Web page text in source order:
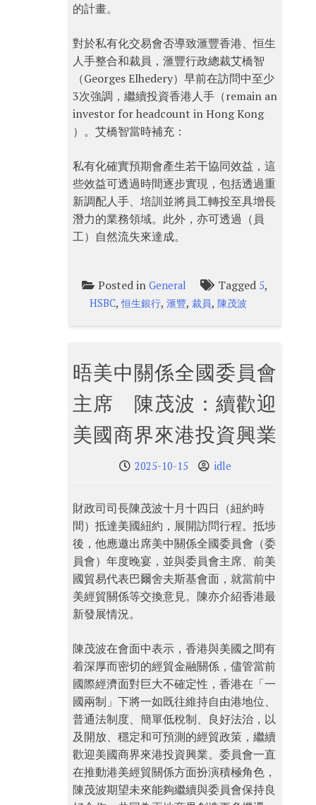
的計畫。
對於私有化交易會否導致滙豐香港、恒生
人手整合和裁員，滙豐行政總裁艾橋智
（Georges Elhedery）早前在訪問中至少
3次強調，繼續投資香港人手（remain an
investor for headcount in Hong Kong
）。艾橋智當時補充：
私有化確實預期會產生若干協同效益，這
些效益可透過時間逐步實現，包括透過重
新調配人手、培訓並將員工轉投至具增長
潛力的業務領域。此外，亦可透過（員
工）自然流失來達成。
Posted inGeneral Tagged 5,
HSBC,恒生銀行, 滙豐, 裁員, 陳茂波
晤美中關係全國委員會
主席 陳茂波：續歡迎
美國商界來港投資興業
2025-10-15 idle
財政司司長陳茂波十月十四日（紐約時
間）抵達美國紐約，展開訪問行程。抵埗
後，他應邀出席美中關係全國委員會（委
員會）年度晚宴，並與委員會主席、前美
國貿易代表巴爾舍夫斯基會面，就當前中
美經貿關係等交換意見。陳亦介紹香港最
新發展情況。
陳茂波在會面中表示，香港與美國之間有
着深厚而密切的經貿金融關係，儘管當前
國際經濟面對巨大不確定性，香港在「一
國兩制」下將一如既往維持自由港地位、
普通法制度、簡單低稅制、良好法治，以
及開放、穩定和可預測的經貿政策，繼續
歡迎美國商界來港投資興業。委員會一直
在推動港美經貿關係方面扮演積極角色，
陳茂波期望未來能夠繼續與委員會保持良